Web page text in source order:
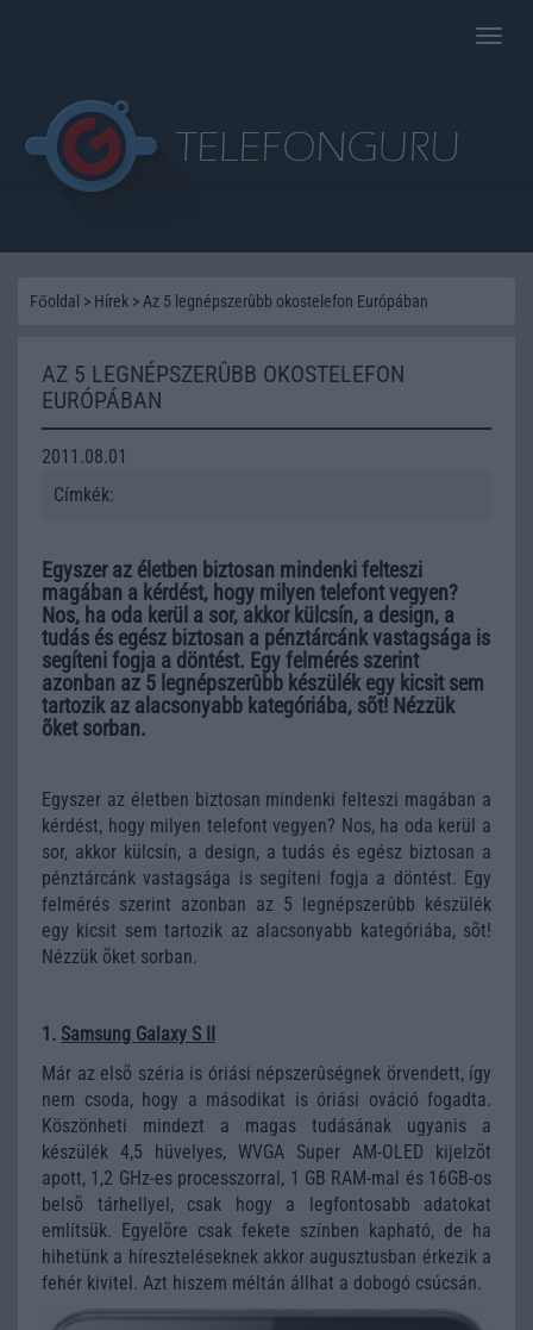
Toggle
Főoldal > Hírek > Az 5 legnépszerûbb okostelefon Európában
AZ 5 LEGNÉPSZERÛBB OKOSTELEFON
EURÓPÁBAN
2011.08.01
Címkék:
Egyszer az életben biztosan mindenki felteszi
magában a kérdést, hogy milyen telefont vegyen?
Nos, ha oda kerül a sor, akkor külcsín, a design, a
tudás és egész biztosan a pénztárcánk vastagsága is
segíteni fogja a döntést. Egy felmérés szerint
azonban az 5 legnépszerûbb készülék egy kicsit sem
tartozik az alacsonyabb kategóriába, sõt! Nézzük
õket sorban.
Egyszer az életben biztosan mindenki felteszi magában a
kérdést, hogy milyen telefont vegyen? Nos, ha oda kerül a
sor, akkor külcsín, a design, a tudás és egész biztosan a
pénztárcánk vastagsága is segíteni fogja a döntést. Egy
felmérés szerint azonban az 5 legnépszerûbb készülék
egy kicsit sem tartozik az alacsonyabb kategóriába, sõt!
Nézzük õket sorban.
1. Samsung Galaxy S II
Már az elsõ széria is óriási népszerûségnek örvendett, így
nem csoda, hogy a másodikat is óriási ováció fogadta.
Köszönheti mindezt a magas tudásának ugyanis a
készülék 4,5 hüvelyes, WVGA Super AM-OLED kijelzõt
apott, 1,2 GHz-es processzorral, 1 GB RAM-mal és 16GB-os
belsõ tárhellyel, csak hogy a legfontosabb adatokat
említsük. Egyelõre csak fekete színben kapható, de ha
hihetünk a híreszteléseknek akkor augusztusban érkezik a
fehér kivitel. Azt hiszem méltán állhat a dobogó csúcsán.